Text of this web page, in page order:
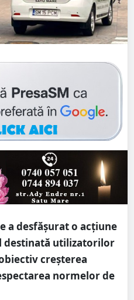
a desfășurat o acțiune
destinată utilizatorilor
creșterea
normelor de